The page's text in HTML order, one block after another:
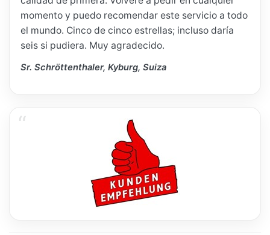
momento y puedo recomendar este servicio a todo
el mundo. Cinco de cinco estrellas; incluso daría
seis si pudiera. Muy agradecido.
Sr. Schröttenthaler, Kyburg, Suiza